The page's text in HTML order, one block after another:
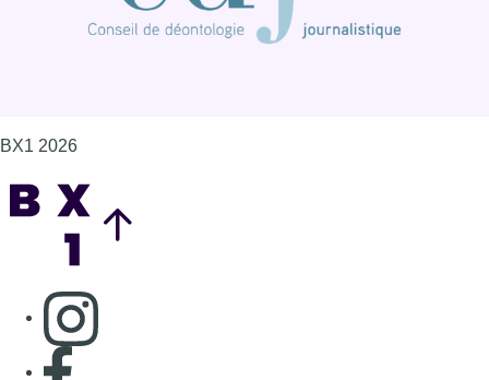
BX1 2026
Consulter page Instagram
Consulter page Facebook